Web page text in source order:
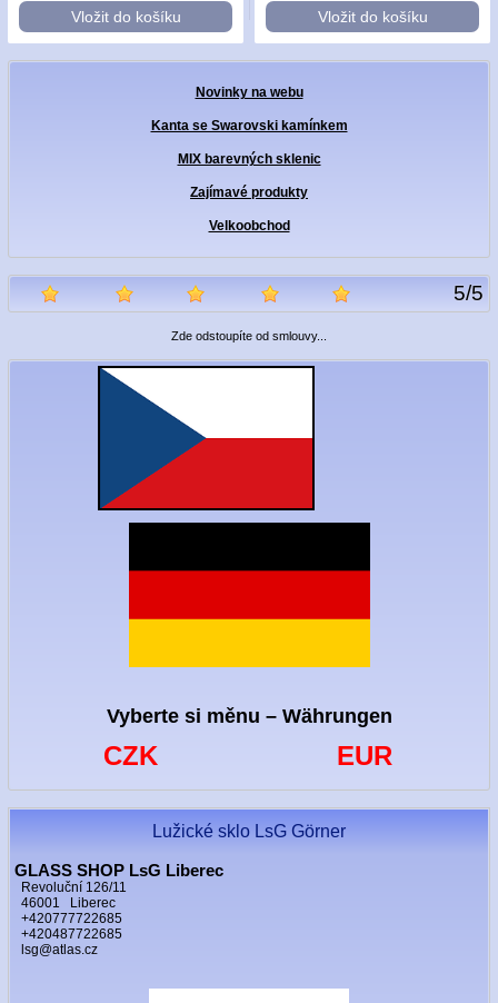
Novinky na webu
Kanta se Swarovski kamínkem
MIX barevných sklenic
Zajímavé produkty
Velkoobchod
5/5
Zde odstoupíte od smlouvy...
Vyberte si měnu – Währungen
CZK EUR
Lužické sklo LsG Görner
GLASS SHOP LsG Liberec
Revoluční 126/11
46001 Liberec
+420777722685
+420487722685
lsg@atlas.cz
Vložit do košíku Vložit do košíku